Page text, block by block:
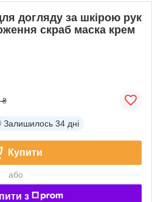
догляду за шкірою рук
скраб маска крем
₴
Залишилось 34 дні
Купити
або
з